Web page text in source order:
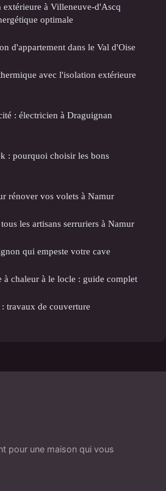
à Villeneuve-d'Ascq
optimale
d'appartement dans le Val d'Oise
avec l'isolation extérieure
: électricien à Draguignan
: pourquoi choisir les bons
rénover vos volets à Namur
les artisans serruriers à Namur
qui empeste votre cave
à chaleur à le locle : guide complet
travaux de couverture
pour une maison qui vous